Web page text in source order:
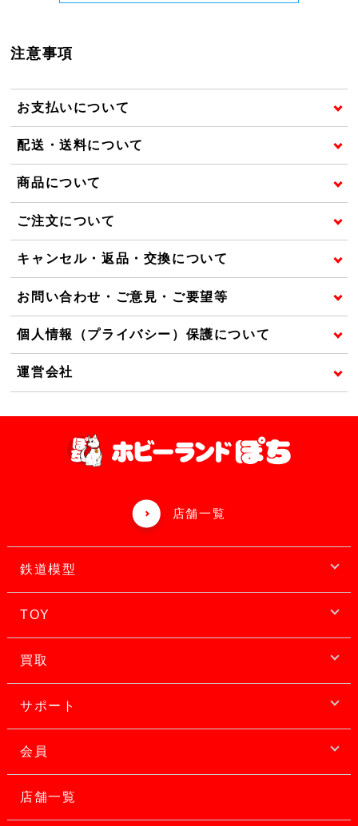
注意事項
お支払いについて
配送・送料について
商品について
ご注文について
キャンセル・返品・交換について
お問い合わせ・ご意見・ご要望等
個人情報（プライバシー）保護について
運営会社
店舗一覧
鉄道模型
TOY
買取
サポート
会員
店舗一覧